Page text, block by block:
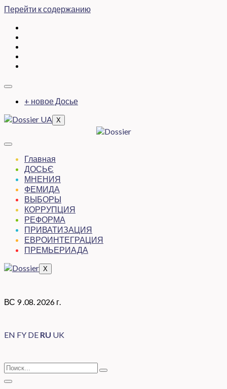
Перейти к содержанию
+ новое Досье
X
Главная
ДОСЬЄ
МНЕНИЯ
ФЕМИДА
ВЫБОРЫ
КОРРУПЦИЯ
РЕФОРМА
ПРИВАТИЗАЦИЯ
ЕВРОИНТЕГРАЦИЯ
ПРЕМЬЕРИАДА
X
ВС 9 .08. 2026 г.
EN FY DE RU UK